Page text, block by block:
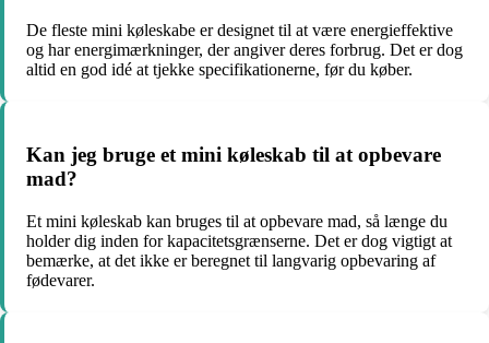
De fleste mini køleskabe er designet til at være energieffektive
og har energimærkninger, der angiver deres forbrug. Det er dog
altid en god idé at tjekke specifikationerne, før du køber.
Kan jeg bruge et mini køleskab til at opbevare
mad?
Et mini køleskab kan bruges til at opbevare mad, så længe du
holder dig inden for kapacitetsgrænserne. Det er dog vigtigt at
bemærke, at det ikke er beregnet til langvarig opbevaring af
fødevarer.